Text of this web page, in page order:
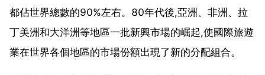
都佔世界總數的90%左右。80年代後,亞洲、非洲、拉
丁美洲和大洋洲等地區一批新興市場的崛起,使國際旅遊
業在世界各個地區的市場份額出現了新的分配組合。